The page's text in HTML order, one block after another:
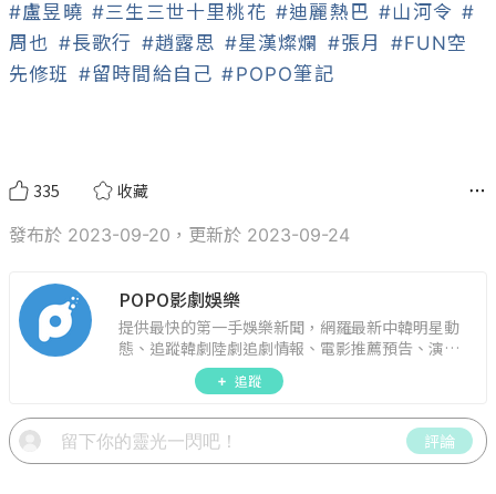
#盧昱曉 #三生三世十里桃花 #迪麗熱巴 #山河令 #
周也 #長歌行 #趙露思 #星漢燦爛 #張月
#FUN空
先修班 #留時間給自己 #POPO筆記
335 收藏
發布於 2023-09-20，更新於 2023-09-24
POPO影劇娛樂
提供最快的第一手娛樂新聞，網羅最新中韓明星動
態、追蹤韓劇陸劇追劇情報、電影推薦預告、演藝
圈話題，演唱會見面會最新資訊，讓你追星零時
追蹤
評論